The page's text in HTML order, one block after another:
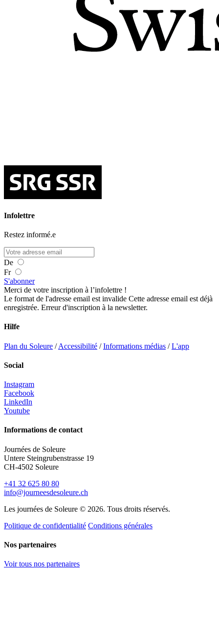
Infolettre
Restez informé.e
De
Fr
S'abonner
Merci de votre inscription à l’infolettre !
Le format de l'adresse email est invalide Cette adresse email est déjà
enregistrée. Erreur d'inscription à la newsletter.
Hilfe
Plan du Soleure /Accessibilité /Informations médias /L'app
Social
Instagram
Facebook
LinkedIn
Youtube
Informations de contact
Journées de Soleure
Untere Steingrubenstrasse 19
CH-4502 Soleure
+41 32 625 80 80
info@journeesdesoleure.ch
Les journées de Soleure © 2026. Tous droits réservés.
Politique de confidentialité Conditions générales
Nos partenaires
Voir tous nos partenaires